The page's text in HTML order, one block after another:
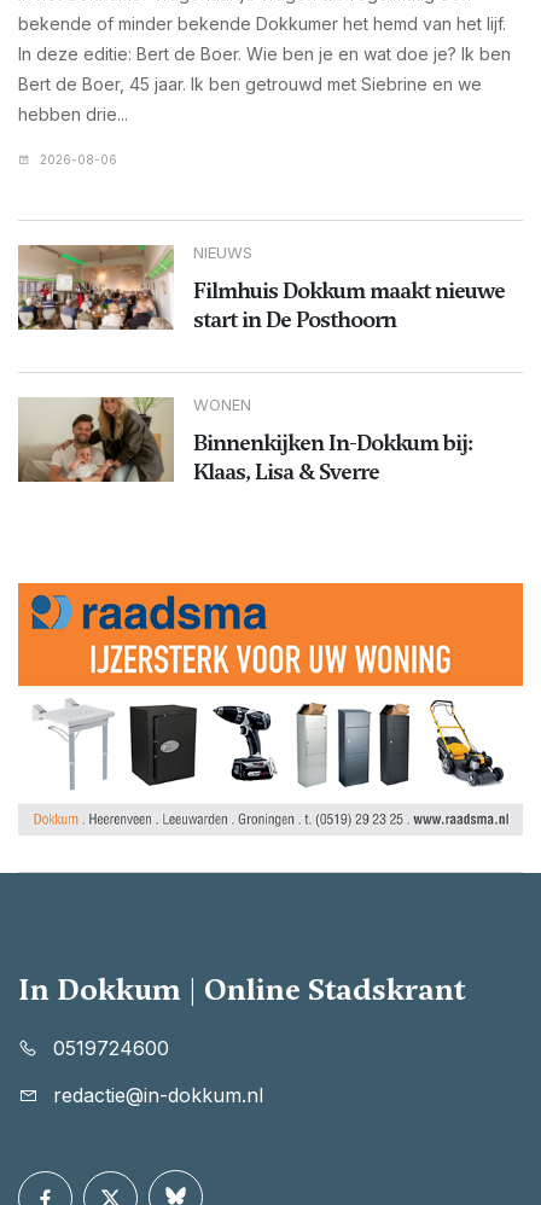
bekende of minder bekende Dokkumer het hemd van het lijf.
In deze editie: Bert de Boer. Wie ben je en wat doe je? Ik ben
Bert de Boer, 45 jaar. Ik ben getrouwd met Siebrine en we
hebben drie...
2026-08-06
NIEUWS
Filmhuis Dokkum maakt nieuwe
start in De Posthoorn
WONEN
Binnenkijken In-Dokkum bij:
Klaas, Lisa & Sverre
In Dokkum | Online Stadskrant
0519724600
redactie@in-dokkum.nl